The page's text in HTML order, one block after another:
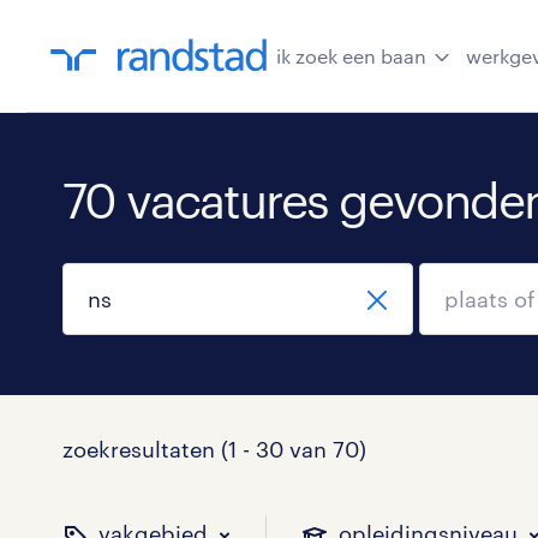
ik zoek een baan
70 vacatures
zoekresultaten (1 - 30 van 70)